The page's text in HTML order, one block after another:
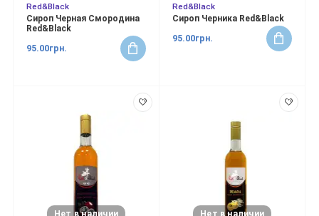
Red&Black
Сироп Черная Смородина
Red&Black
95.00грн.
Red&Black
Сироп Черника Red&Black
95.00грн.
Нет в наличии Нет в наличии